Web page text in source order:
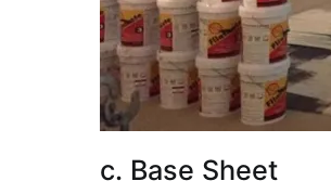
c. Base Sheet